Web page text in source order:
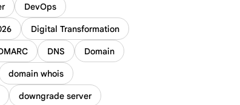
DevOps
Digital Transformation
DNS Domain
domain whois
downgrade server